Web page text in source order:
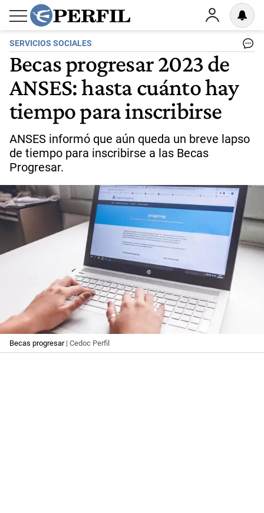
SERVICIOS SOCIALES
Becas progresar 2023 de
ANSES: hasta cuánto hay
tiempo para inscribirse
ANSES informó que aún queda un breve lapso
de tiempo para inscribirse a las Becas
Progresar.
Becas progresar| Cedoc Perfil